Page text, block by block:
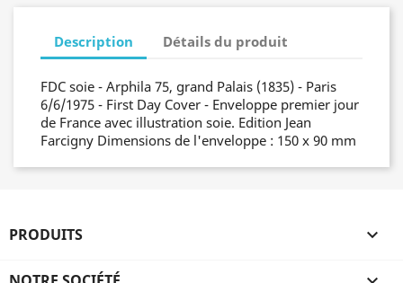
Description Détails du produit
FDC soie - Arphila 75, grand Palais (1835) - Paris
6/6/1975 - First Day Cover - Enveloppe premier jour
de France avec illustration soie. Edition Jean
Farcigny Dimensions de l'enveloppe : 150 x 90 mm
PRODUITS 